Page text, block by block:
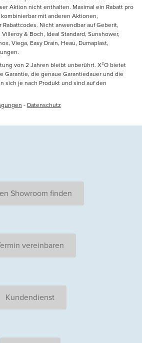
Aktion nicht enthalten. Maximal ein Rabatt pro
mit anderen Aktionen,
Nicht anwendbar auf Geberit,
& Boch, Ideal Standard, Sunshower,
Viega, Easy Drain, Heau, Dumaplast,
von 2 Jahren bleibt unberührt. X²O bietet
Garantie, die genaue Garantiedauer und die
sich je nach Produkt und sind auf den
- Datenschutz
Showroom finden
vereinbaren
Kundendienst